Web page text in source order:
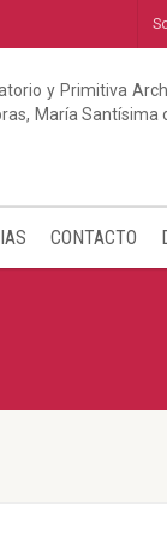
y Primitiva
María Santísima
CONTACTO